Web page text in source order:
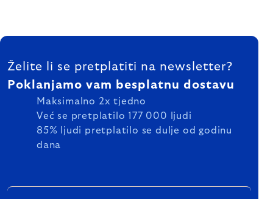
FOOTER
Želite li se pretplatiti na newsletter?
Poklanjamo vam besplatnu dostavu
Maksimalno 2x tjedno
Već se pretplatilo 177 000 ljudi
85% ljudi pretplatilo se dulje od godinu
dana